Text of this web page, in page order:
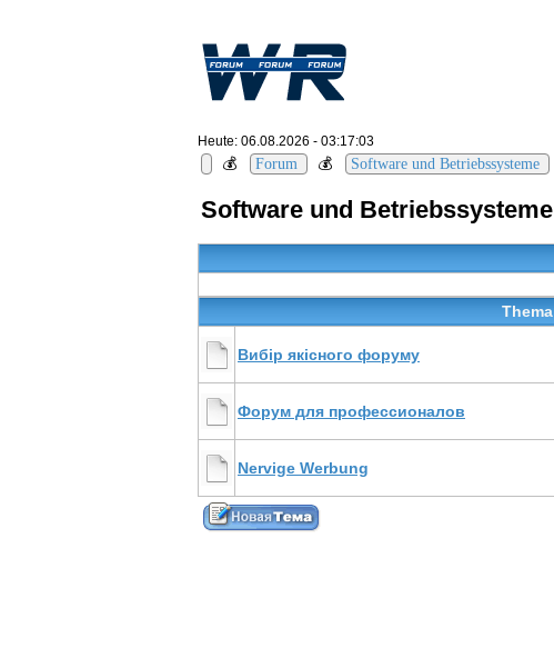
Heute: 06.08.2026 - 03:17:03
💰 Forum 💰 Software und Betriebssysteme
Software und Betriebssysteme
Thema
Вибір якісного форуму
Форум для профессионалов
Nervige Werbung